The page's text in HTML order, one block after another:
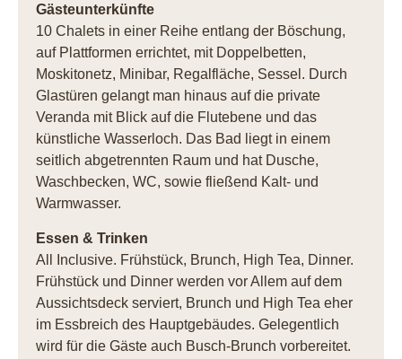
Gästeunterkünfte
10 Chalets in einer Reihe entlang der Böschung,
auf Plattformen errichtet, mit Doppelbetten,
Moskitonetz, Minibar, Regalfläche, Sessel. Durch
Glastüren gelangt man hinaus auf die private
Veranda mit Blick auf die Flutebene und das
künstliche Wasserloch. Das Bad liegt in einem
seitlich abgetrennten Raum und hat Dusche,
Waschbecken, WC, sowie fließend Kalt- und
Warmwasser.
Essen & Trinken
All Inclusive. Frühstück, Brunch, High Tea, Dinner.
Frühstück und Dinner werden vor Allem auf dem
Aussichtsdeck serviert, Brunch und High Tea eher
im Essbreich des Hauptgebäudes. Gelegentlich
wird für die Gäste auch Busch-Brunch vorbereitet.